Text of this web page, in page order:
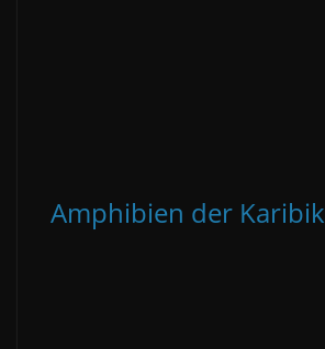
Amphibien der Karibik